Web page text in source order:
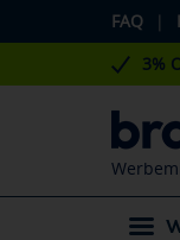
FAQ |
3%